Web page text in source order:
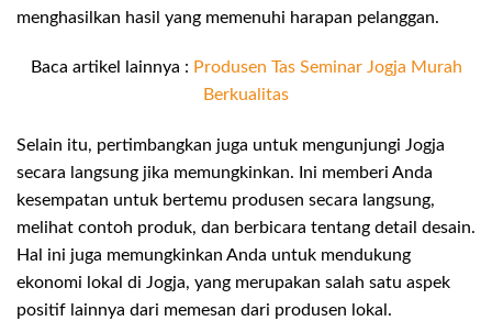
menghasilkan hasil yang memenuhi harapan pelanggan.
Baca artikel lainnya : Produsen Tas Seminar Jogja Murah
Berkualitas
Selain itu, pertimbangkan juga untuk mengunjungi Jogja
secara langsung jika memungkinkan. Ini memberi Anda
kesempatan untuk bertemu produsen secara langsung,
melihat contoh produk, dan berbicara tentang detail desain.
Hal ini juga memungkinkan Anda untuk mendukung
ekonomi lokal di Jogja, yang merupakan salah satu aspek
positif lainnya dari memesan dari produsen lokal.